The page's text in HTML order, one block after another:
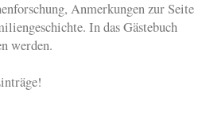
Anmerkungen zur Seite
In das Gästebuch
werden.